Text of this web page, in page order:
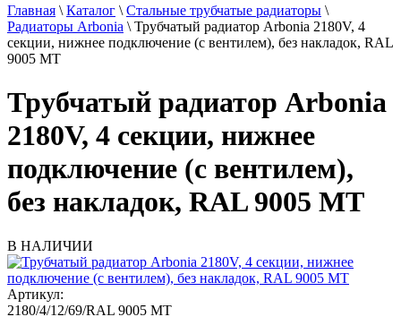
Главная \ Каталог \ Стальные трубчатые радиаторы \
Радиаторы Arbonia \ Трубчатый радиатор Arbonia 2180V, 4
секции, нижнее подключение (с вентилем), без накладок, RAL
9005 МТ
Трубчатый радиатор Arbonia
2180V, 4 секции, нижнее
подключение (с вентилем),
без накладок, RAL 9005 МТ
В НАЛИЧИИ
Артикул:
2180/4/12/69/RAL 9005 МТ